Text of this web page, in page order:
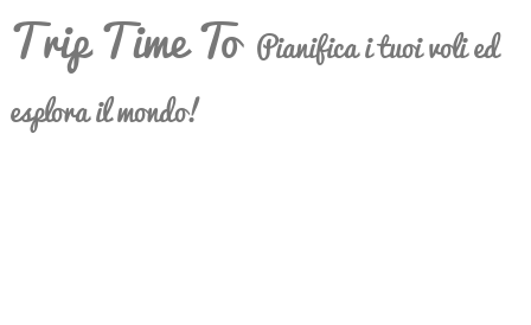
Trip Time To Pianifica i tuoi voli ed
esplora il mondo!